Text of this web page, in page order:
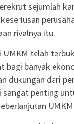
sejumlah
rivalnya itu.
UMKM telah
bagi banyak
dukungan dari
sangat penting
UMKM.